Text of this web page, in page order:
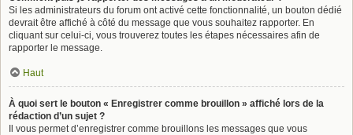
Si les administrateurs du forum ont activé cette fonctionnalité, un bouton dédié
devrait être affiché à côté du message que vous souhaitez rapporter. En
cliquant sur celui-ci, vous trouverez toutes les étapes nécessaires afin de
rapporter le message.
Haut
À quoi sert le bouton « Enregistrer comme brouillon » affiché lors de la
rédaction d’un sujet ?
Il vous permet d’enregistrer comme brouillons les messages que vous